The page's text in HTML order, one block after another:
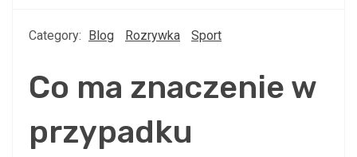
Category: Blog Rozrywka Sport
Co ma znaczenie w
przypadku